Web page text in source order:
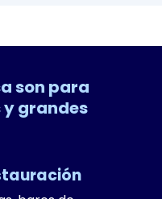
son para
grandes